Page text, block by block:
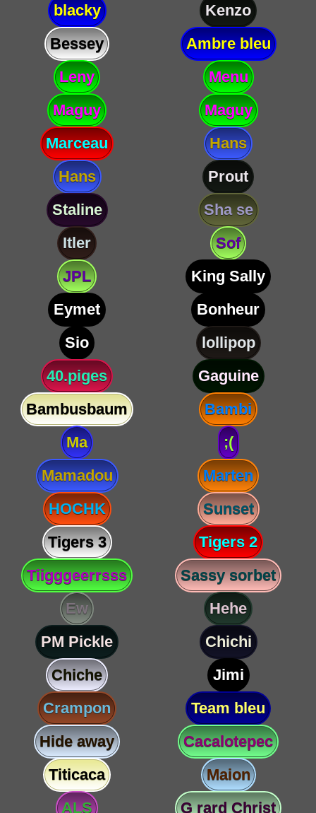
blacky
Kenzo
Bessey
Ambre bleu
Leny
Menu
Maguy
Maguy
Marceau
Hans
Hans
Prout
Staline
Sha se
Itler
Sof
JPL
King Sally
Eymet
Bonheur
Sio
lollipop
40.piges
Gaguine
Bambusbaum
Bambi
Ma
;(
Mamadou
Marten
HOCHK
Sunset
Tigers 3
Tigers 2
Tiigggeerrsss
Sassy sorbet
Ew
Hehe
PM Pickle
Chichi
Chiche
Jimi
Crampon
Team bleu
Hide away
Cacalotepec
Titicaca
Maion
ALS
G rard Christ